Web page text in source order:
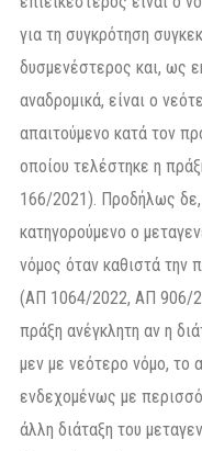
για τη συγκρότηση
δυσμενέστερος και, ως
αναδρομικά, είναι ο
απαιτούμενο κατά τον
οποίου τελέστηκε η
166/2021). Προδήλως δε,
κατηγορούμενο ο
νόμος όταν καθιστά την
(ΑΠ 1064/2022, ΑΠ 906/
πράξη ανέγκλητη αν η
μεν με νεότερο νόμο, το
ενδεχομένως με
άλλη διάταξη του